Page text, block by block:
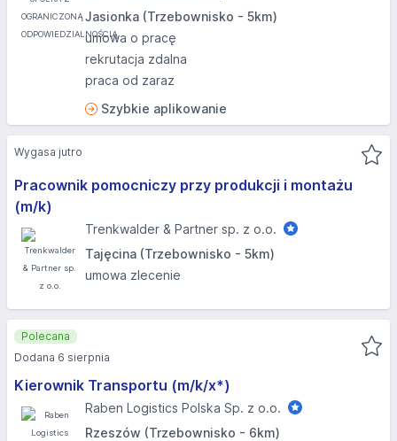
Jasionka (Trzebownisko - 5km)
umowa o pracę
rekrutacja zdalna
praca od zaraz
Szybkie aplikowanie
Pracownik pomocniczy przy produkcji i montażu
(m/k)
Trenkwalder & Partner sp. z o.o.
Tajęcina (Trzebownisko - 5km)
umowa zlecenie
Wygasa jutro
Kierownik Transportu (m/k/x*)
Raben Logistics Polska Sp. z o.o.
Rzeszów (Trzebownisko - 6km)
Polecana
Dodana 6 sierpnia